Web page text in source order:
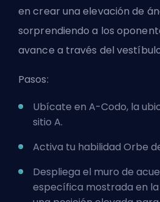
en crear una elevación de
sorprendiendo a los
avance a través del
Pasos:
Ubícate en A-Codo, la
sitio A.
Activa tu habilidad Orbe
Despliega el muro de
específica mostrada en